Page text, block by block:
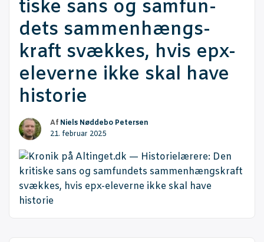
ti­ske sans og sam­fun­
dets sam­men­hængs­
kraft svæk­kes, hvis epx-
ele­ver­ne ikke skal have
historie
Af Niels Nøddebo Petersen
21. februar 2025